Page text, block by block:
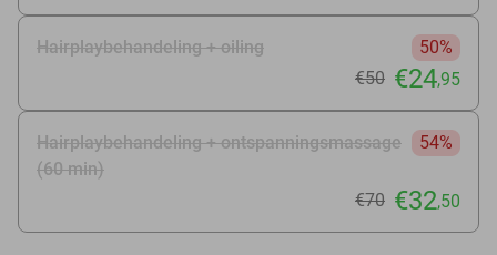
Hairplaybehandeling + oiling
50%
€50 €24,95
Hairplaybehandeling + ontspanningsmassage
(60 min)
54%
€70 €32,50